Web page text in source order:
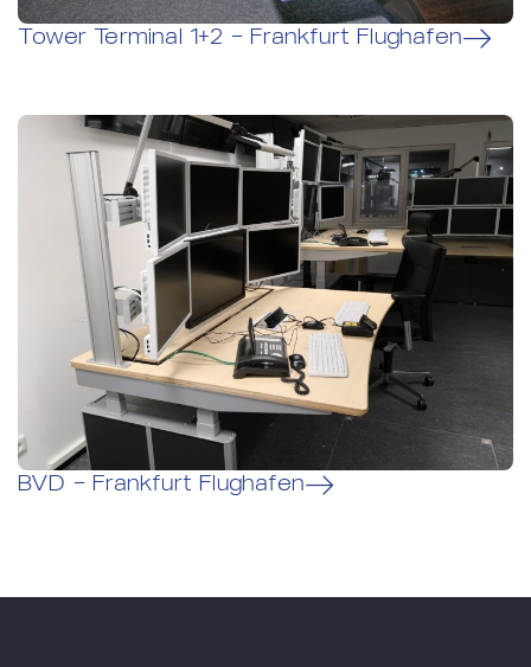
Tower Terminal 1+2 – Frankfurt Flughafen
BVD – Frankfurt Flughafen